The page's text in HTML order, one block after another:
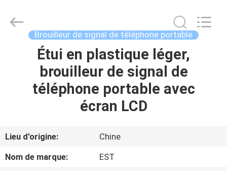
MAISON
VIDÉOS
EASTLONGE
ELECTRONICS(HK)
Brouilleur de signal de téléphone portable
Étui en plastique léger,
brouilleur de signal de
téléphone portable avec
écran LCD
Lieu d'origine:
Chine
Nom de marque:
EST